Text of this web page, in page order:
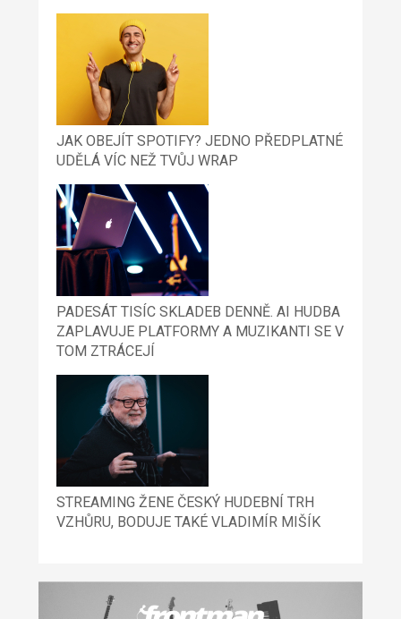
JAK OBEJÍT SPOTIFY? JEDNO PŘEDPLATNÉ
UDĚLÁ VÍC NEŽ TVŮJ WRAP
PADESÁT TISÍC SKLADEB DENNĚ. AI HUDBA
ZAPLAVUJE PLATFORMY A MUZIKANTI SE V
TOM ZTRÁCEJÍ
STREAMING ŽENE ČESKÝ HUDEBNÍ TRH
VZHŮRU, BODUJE TAKÉ VLADIMÍR MIŠÍK